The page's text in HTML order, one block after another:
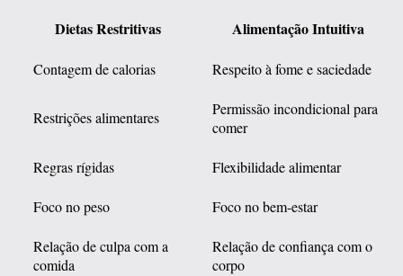
Dietas Restritivas Alimentação Intuitiva
Contagem de calorias Respeito à fome e saciedade
Restrições alimentares
Permissão incondicional para
comer
Regras rígidas Flexibilidade alimentar
Foco no peso Foco no bem-estar
Relação de culpa com a
comida
Relação de confiança com o
corpo